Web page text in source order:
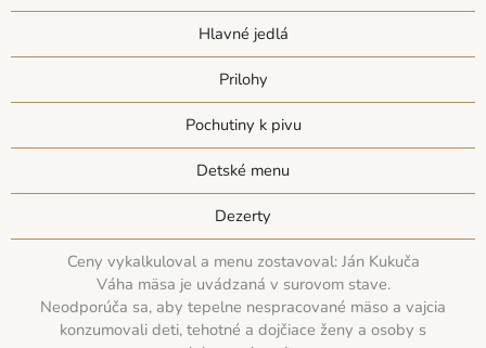
Hlavné jedlá
Prilohy
Pochutiny k pivu
Detské menu
Dezerty
Ceny vykalkuloval a menu zostavoval: Ján Kukuča
Váha mäsa je uvádzaná v surovom stave.
Neodporúča sa, aby tepelne nespracované mäso a vajcia
konzumovali deti, tehotné a dojčiace ženy a osoby s